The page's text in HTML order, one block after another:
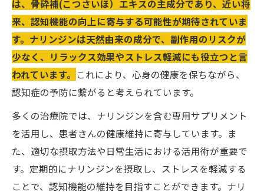
成功事例から学ぶ、ナリンジン活用の実践と効
果
次のステップへ：認知症予防に向けたナリンジ
ンの可能性
は、骨砕補(こつさいほ）エキスの主成分であり、近い将
来、認知機能の向上に寄与する可能性が期待されていま
す。ナリンジンは天然由来の成分で、副作用のリスクが
少なく、リラックス効果やストレス軽減にも役立つと言
われています。 これにより、心身の健康を保ちながら、
認知症の予防に繋がると考えられています。
多くの治療院では、ナリンジンを含む専用サプリメント
を活用し、患者さんの健康維持に寄与しています。ま
た、適切な摂取方法や日常生活における活用術が重要で
す。定期的にナリンジンを摂取し、ストレスを軽減する
ことで、認知機能の維持を目指すことができます。ナリ